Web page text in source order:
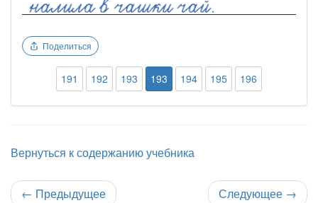
Поделиться
191 192 193 193 194 195 196
Вернуться к содержанию учебника
← Предыдущее Следующее →